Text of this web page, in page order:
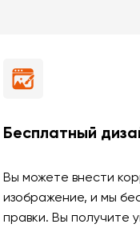
Бесплатный
Вы можете внести
изображение, и мы
правки. Вы получите